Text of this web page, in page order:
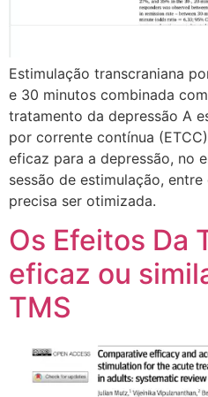
Estimulação transcraniana
e 30 minutos combinada
tratamento da depressão A
por corrente contínua
eficaz para a depressão, no
sessão de estimulação,
precisa ser otimizada.
Os Efeitos Da
eficaz ou
TMS